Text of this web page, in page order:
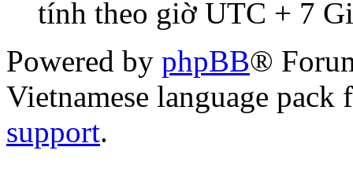
tính theo giờ UTC + 7
Powered by phpBB®
Vietnamese language
support.